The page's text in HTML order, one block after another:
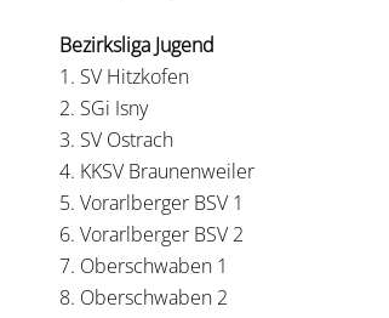
Bezirksliga Jugend
1. SV Hitzkofen
2. SGi Isny
3. SV Ostrach
4. KKSV Braunenweiler
5. Vorarlberger BSV 1
6. Vorarlberger BSV 2
7. Oberschwaben 1
8. Oberschwaben 2